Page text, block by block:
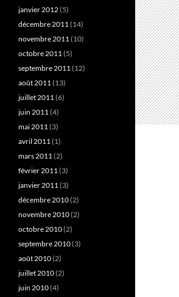
janvier 2012(5)
décembre 2011(14)
novembre 2011(10)
octobre 2011(5)
septembre 2011(12)
août 2011(13)
juillet 2011(6)
juin 2011(4)
mai 2011(3)
avril 2011(1)
mars 2011(2)
février 2011(3)
janvier 2011(3)
décembre 2010(2)
novembre 2010(2)
octobre 2010(2)
septembre 2010(3)
août 2010(2)
juillet 2010(2)
juin 2010(4)